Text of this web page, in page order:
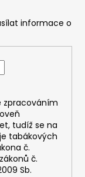
informace o
zpracováním
let, tudíž se na
tabákových
č.
č.
Sb.